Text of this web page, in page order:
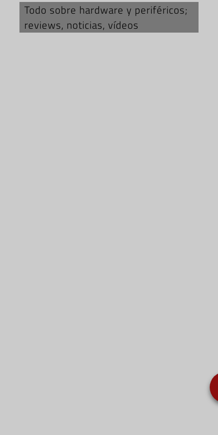
Todo sobre hardware y periféricos;
reviews, noticias, vídeos